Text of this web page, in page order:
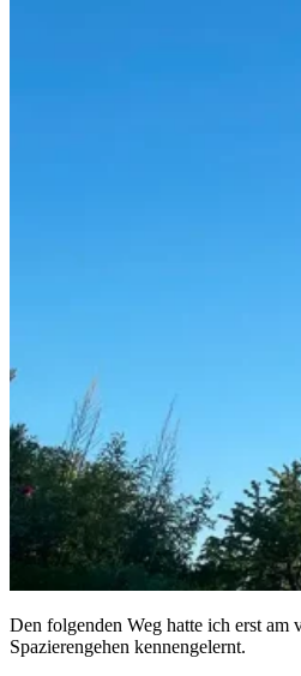
Den folgenden Weg hatte ich erst am
Spazierengehen kennengelernt.